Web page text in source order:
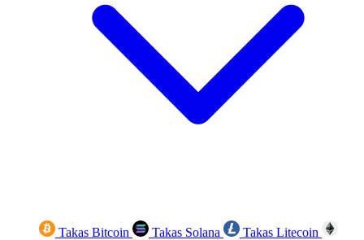
Takas Bitcoin Takas Solana
Takas Litecoin